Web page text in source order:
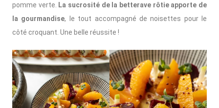
pomme verte. La sucrosité de la betterave rôtie apporte de
la gourmandise, le tout accompagné de noisettes pour le
côté croquant. Une belle réussite !